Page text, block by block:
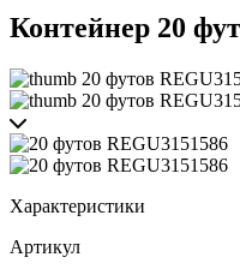
Контейнер 20
Характеристики
Артикул